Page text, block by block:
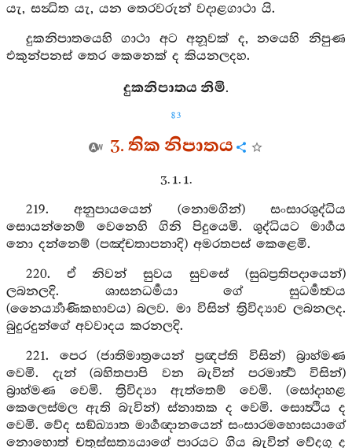
යැ, සන්‍ධිත යැ, යන තෙරවරුන් වදාළගාථා යි.
දුකනිපාතයෙහි ගාථා අට අනූවක් ද, නයෙහි නිපුණ
එකුන්පනස් තෙර කෙනෙක් ද කියනලදහ.
දුකනිපාතය නිමි.
83
3. තික නිපාතය
3. 1. 1.
219. අනුපායයෙන් (නොමගින්) සංසාරශුද්ධිය
සොයන්නෙම් වෙනෙහි ගිනි පිදුයෙමි. ශුද්ධියට මාර්‍ගය
නො දන්නෙම් (පඤ්චතාපනාදි) අමරතපස් කෙළෙමි.
220. ඒ නිවන් සුවය සුවසේ (සුඛප්‍රතිපදායෙන්)
ලබනලදි. ශාසනධර්‍මයා ගේ සුධර්‍මත්‍වය
(නෛර්‍ය්‍යාණිකභාවය) බලව. මා විසින් ත්‍රිවිද්‍යාව ලබනලද.
බුදුරදුන්ගේ අවවාදය කරනලදි.
221. පෙර (ජාතිමාත්‍රයෙන් ප්‍රඥප්ති විසින්) බ්‍රාහ්මණ
වෙමි. දැන් (බහිතපාපි වන බැවින් පරමාර්‍ත්‍ථ විසින්)
බ්‍රාහ්මණ වෙමි. ත්‍රිවිද්‍යා ඇත්තෙම් වෙමි. (සෝදාහළ
කෙලෙස්මල ඇති බැවින්) ස්නාතක ද වෙමි. සොත්‍ථිය ද
වෙමි. වේද සඞ්ඛ්‍යාත මාර්‍ගඥානයෙන් සංසාරමහොඝයාගේ
නොහොත් චතුස්සත්‍යයාගේ පාරයට ගිය බැවින් වේදගූ ද